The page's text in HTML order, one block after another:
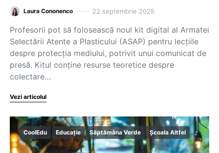
Laura Cononenco 22 septembrie 2025
Profesorii pot să folosească noul kit digital al Armatei
Selectării Atente a Plasticului (ASAP) pentru lecțiile
despre protecția mediului, potrivit unui comunicat de
presă. Kitul conține resurse teoretice despre
colectare…
Vezi articolul
CoolEdu Educație Săptămâna Verde Școala Altfel